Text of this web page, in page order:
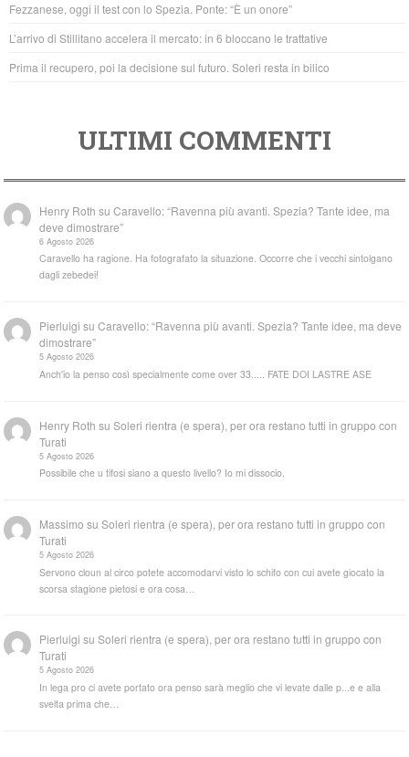
k
Fezzanese, oggi il test con lo Spezia. Ponte: “È un onore”
L’arrivo di Stillitano accelera il mercato: in 6 bloccano le trattative
Prima il recupero, poi la decisione sul futuro. Soleri resta in bilico
ULTIMI COMMENTI
Henry Roth suCaravello: “Ravenna più avanti. Spezia? Tante idee, ma
deve dimostrare”
6 Agosto 2026
Caravello ha ragione. Ha fotografato la situazione. Occorre che i vecchi sintolgano
dagli zebedei!
Pierluigi suCaravello: “Ravenna più avanti. Spezia? Tante idee, ma deve
dimostrare”
5 Agosto 2026
Anch'io la penso così specialmente come over 33..... FATE DOI LASTRE ASE
Henry Roth suSoleri rientra (e spera), per ora restano tutti in gruppo con
Turati
5 Agosto 2026
Possibile che u tifosi siano a questo livello? Io mi dissocio.
Massimo suSoleri rientra (e spera), per ora restano tutti in gruppo con
Turati
5 Agosto 2026
Servono cloun al circo potete accomodarvi visto lo schifo con cui avete giocato la
scorsa stagione pietosi e ora cosa…
Pierluigi suSoleri rientra (e spera), per ora restano tutti in gruppo con
Turati
5 Agosto 2026
In lega pro ci avete portato ora penso sarà meglio che vi levate dalle p...e e alla
svelta prima che…